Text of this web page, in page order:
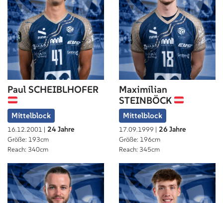
Paul SCHEIBLHOFER
Mittelblock
16.12.2001 | 24 Jahre
Größe: 193cm
Reach: 340cm
Maximilian
STEINBÖCK
Mittelblock
17.09.1999 | 26 Jahre
Größe: 196cm
Reach: 345cm